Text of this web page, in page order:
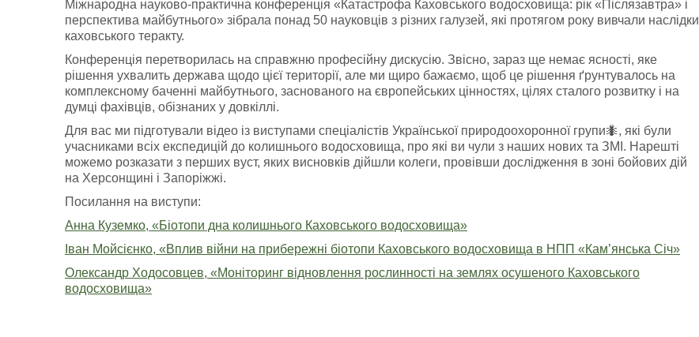
Міжнародна науково-практична конференція «Катастрофа Каховського водосховища: рік «Післязавтра» і
перспектива майбутнього» зібрала понад 50 науковців з різних галузей, які протягом року вивчали наслідки
каховського теракту.
Конференція перетворилась на справжню професійну дискусію. Звісно, зараз ще немає ясності, яке
рішення ухвалить держава щодо цієї території, але ми щиро бажаємо, щоб це рішення ґрунтувалось на
комплексному баченні майбутнього, заснованого на європейських цінностях, цілях сталого розвитку і на
думці фахівців, обізнаних у довкіллі.
Для вас ми підготували відео із виступами спеціалістів Української природоохоронної групи🐜, які були
учасниками всіх експедицій до колишнього водосховища, про які ви чули з наших нових та ЗМІ. Нарешті
можемо розказати з перших вуст, яких висновків дійшли колеги, провівши дослідження в зоні бойових дій
на Херсонщині і Запоріжжі.
Посилання на виступи:
Анна Куземко, «Біотопи дна колишнього Каховського водосховища»
Іван Мойсієнко, «Вплив війни на прибережні біотопи Каховського водосховища в НПП «Кам’янська Січ»
Олександр Ходосовцев, «Моніторинг відновлення рослинності на землях осушеного Каховського
водосховища»